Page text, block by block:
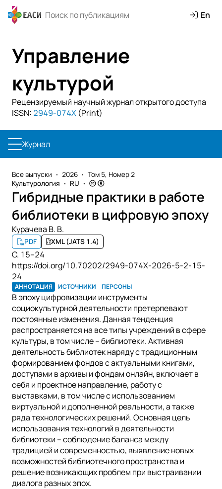
En
Управление
культурой
Рецензируемый научный журнал открытого доступа
ISSN: 2949-074X (Print)
Журнал
Все выпуски 2026
Том 5, Номер 2
Культурология
RU
Гибридные практики в работе
библиотеки в цифровую эпоху
Курачева В. В.
PDF XML (JATS 1.4)
С. 15–24
https://doi.org/10.70202/2949-074X-2026-5-2-15-
24
АННОТАЦИЯ ИСТОЧНИКИ ПЕРСОНЫ
В эпоху цифровизации инструменты
социокультурной деятельности претерпевают
постоянные изменения. Данная тенденция
распространяется на все типы учреждений в сфере
культуры, в том числе – библиотеки. Активная
деятельность библиотек наряду с традиционным
формированием фондов с актуальными книгами,
доступами в архивы и фондам онлайн, включает в
себя и проектное направление, работу с
выставками, в том числе с использованием
виртуальной и дополненной реальности, а также
ряда технологических решений. Основная цель
использования технологий в деятельности
библиотеки – соблюдение баланса между
традицией и современностью, выявление новых
возможностей библиотечного пространства и
решение возникающих проблем при выстраивании
диалога разных эпох.